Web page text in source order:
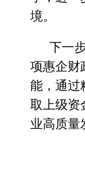
境。
下一
项惠企财
能，通过
取上级资
业高质量